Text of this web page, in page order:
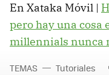
En Xataka Móvil |
pero hay una cosa
millennials nunca
TEMAS Tutoriales